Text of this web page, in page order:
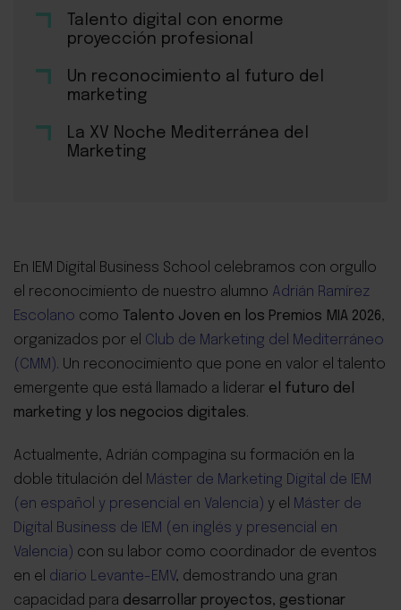
Talento digital con enorme
proyección profesional
Un reconocimiento al futuro del
marketing
La XV Noche Mediterránea del
Marketing
En IEM Digital Business School celebramos con orgullo
el reconocimiento de nuestro alumno Adrián Ramírez
Escolano como Talento Joven en los Premios MIA 2026,
organizados por el Club de Marketing del Mediterráneo
(CMM). Un reconocimiento que pone en valor el talento
emergente que está llamado a liderar el futuro del
marketing y los negocios digitales.
Actualmente, Adrián compagina su formación en la
doble titulación del Máster de Marketing Digital de IEM
(en español y presencial en Valencia) y el Máster de
Digital Business de IEM (en inglés y presencial en
Valencia) con su labor como coordinador de eventos
en el diario Levante-EMV, demostrando una gran
capacidad para desarrollar proyectos, gestionar